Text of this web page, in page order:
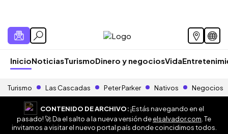
InicioNoticiasTurismoDinero y negociosVida
Turismo Las Cascadas Peter Parker Nativos Negocios
CONTENIDO DE ARCHIVO:¡Estás navegando en el
pasado! 🚀 Da el salto a la nueva versión deelsalvador.com . Te
invitamos a visitar el nuevo portal país donde coincidimos todos.